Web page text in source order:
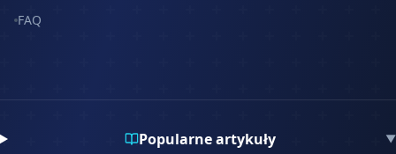
FAQ
Popularne artykuły ▼